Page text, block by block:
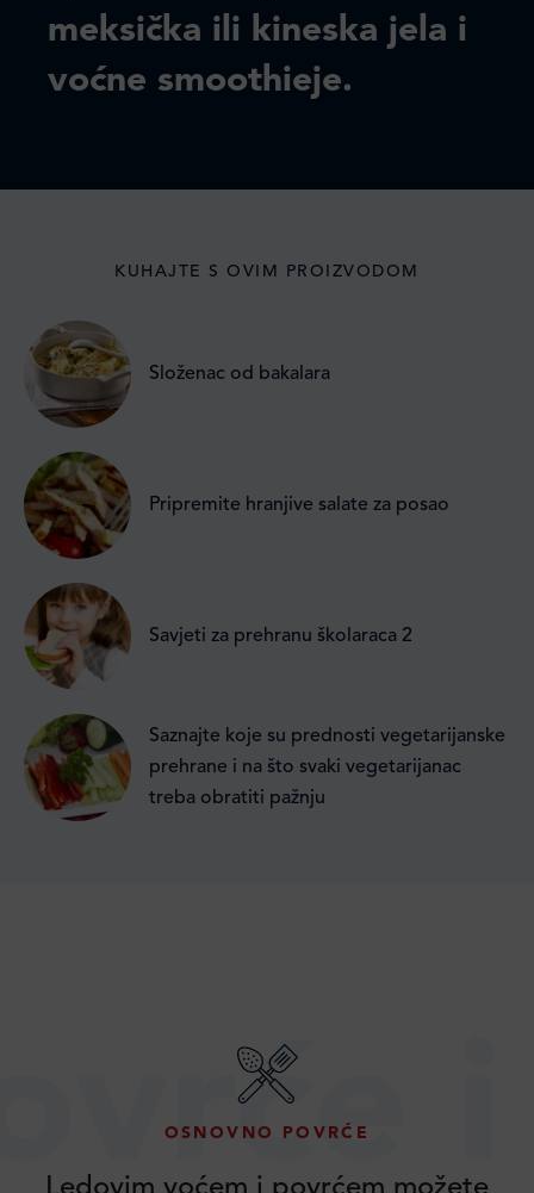
meksička ili kineska jela i
voćne smoothieje.
KUHAJTE S OVIM PROIZVODOM
Složenac od bakalara
Pripremite hranjive salate za posao
Savjeti za prehranu školaraca 2
Saznajte koje su prednosti vegetarijanske
prehrane i na što svaki vegetarijanac
treba obratiti pažnju
OSNOVNO POVRĆE
i